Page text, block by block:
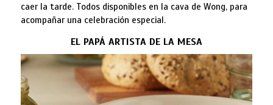
caer la tarde. Todos disponibles en la cava de Wong, para
acompañar una celebración especial.
EL PAPÁ ARTISTA DE LA MESA